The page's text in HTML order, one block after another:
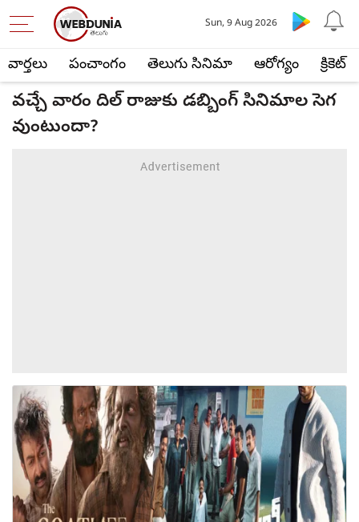
వార్తలు పంచాంగం తెలుగు సినిమా ఆరోగ్యం క్రికెట్
Sun, 9 Aug 2026
వచ్చే వారం దిల్ రాజుకు డబ్బింగ్ సినిమాల సెగ
వుంటుందా?